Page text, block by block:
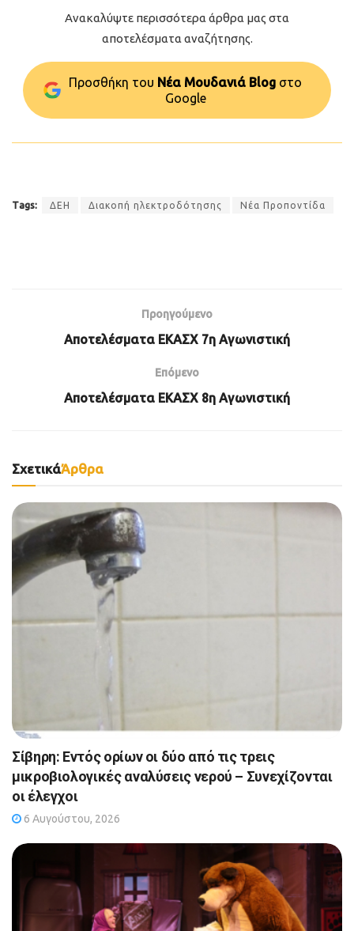
Ανακαλύψτε περισσότερα άρθρα μας στα
αποτελέσματα αναζήτησης.
Προσθήκη του Νέα Μουδανιά Blog στo
Google
Tags: ΔΕΗ Διακοπή ηλεκτροδότησης Νέα Προποντίδα
Προηγούμενο
Αποτελέσματα ΕΚΑΣΧ 7η Αγωνιστική
Επόμενο
Αποτελέσματα ΕΚΑΣΧ 8η Αγωνιστική
ΣχετικάΆρθρα
Σίβηρη: Εντός ορίων οι δύο από τις τρεις
μικροβιολογικές αναλύσεις νερού – Συνεχίζονται
οι έλεγχοι
6 Αυγούστου, 2026